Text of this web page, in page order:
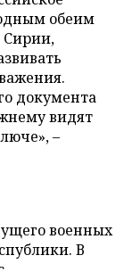
обеим
Сирии,
документа
видят
–
военных
В